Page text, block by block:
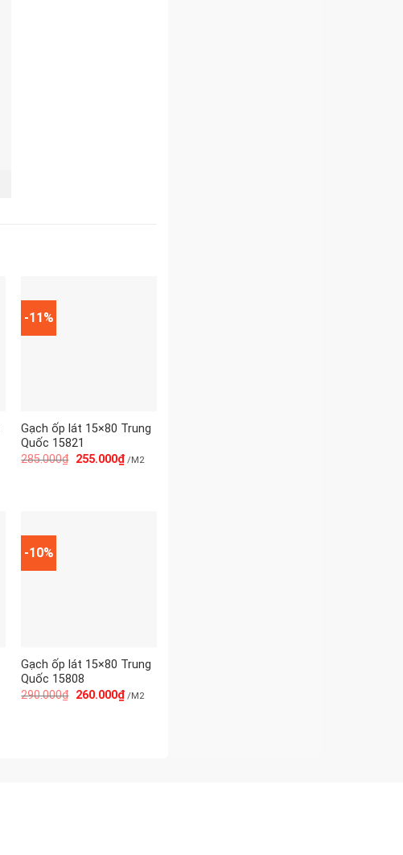
-11%
Gạch ốp lát 15×80 Trung
Quốc 15821
285.000₫ 255.000₫/M2
-10%
Gạch ốp lát 15×80 Trung
Quốc 15808
290.000₫ 260.000₫/M2